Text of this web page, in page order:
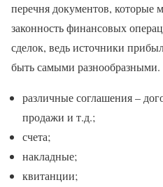
перечня документов, которые
законность финансовых
сделок, ведь источники
быть самыми
различные соглашения –
продажи и т.д.;
счета;
накладные;
квитанции;